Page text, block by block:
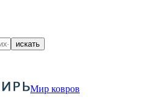
искать
Мир ковров